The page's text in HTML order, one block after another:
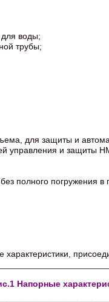
воды;
трубы;
для защиты и
управления и защиты
полного погружения
Напорные